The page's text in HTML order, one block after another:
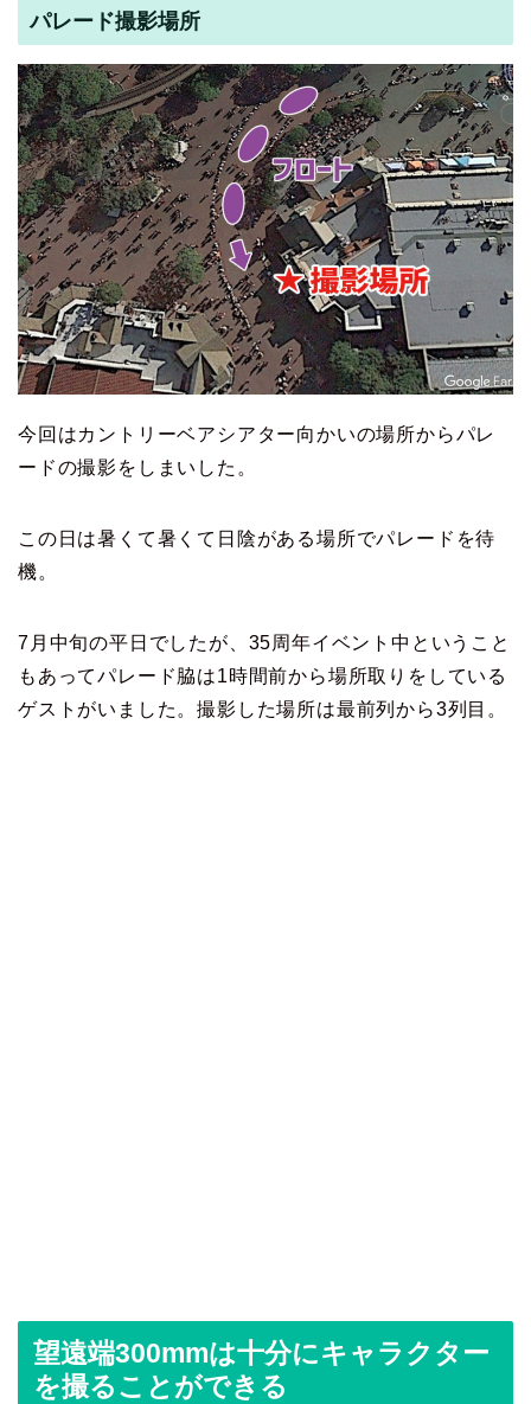
パレード撮影場所
今回はカントリーベアシアター向かいの場所からパレ
ードの撮影をしまいした。
この日は暑くて暑くて日陰がある場所でパレードを待
機。
7月中旬の平日でしたが、35周年イベント中ということ
もあってパレード脇は1時間前から場所取りをしている
ゲストがいました。撮影した場所は最前列から3列目。
望遠端300mmは十分にキャラクター
を撮ることができる